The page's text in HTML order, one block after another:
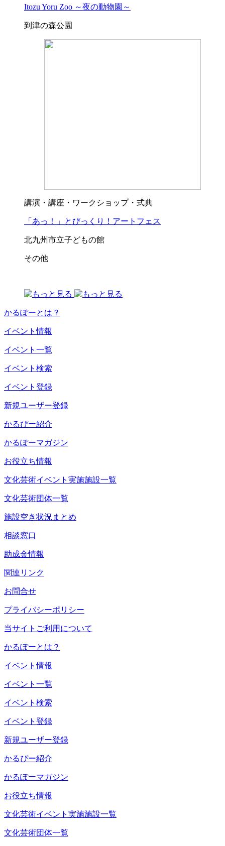
Itozu Yoru Zoo ～夜の動物園～
到津の森公園
講演・講座・ワークショップ・式典
「あっ！」とびっくり！アートフェス
北九州市立子どもの館
その他
かるぽーとは？
イベント情報
イベント一覧
イベント検索
イベント登録
新規ユーザー登録
かるぴー紹介
かるぽーマガジン
お役立ち情報
文化芸術イベント実施施設一覧
文化芸術団体一覧
施設空き状況まとめ
相談窓口
助成金情報
関連リンク
お問合せ
プライバシーポリシー
当サイトご利用について
かるぽーとは？
イベント情報
イベント一覧
イベント検索
イベント登録
新規ユーザー登録
かるぴー紹介
かるぽーマガジン
お役立ち情報
文化芸術イベント実施施設一覧
文化芸術団体一覧